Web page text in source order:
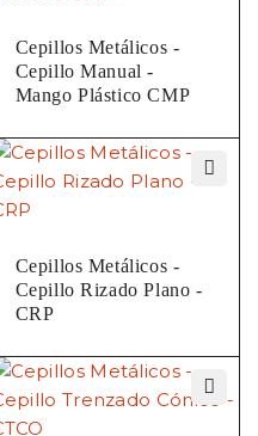
Cepillos Metálicos -
Cepillo Manual -
Mango Plástico CMP
Cepillos Metálicos -
Cepillo Rizado Plano -
CRP